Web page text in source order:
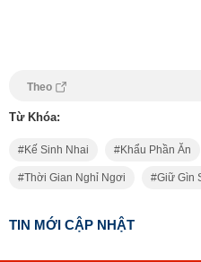
Theo
Từ Khóa:
Kế Sinh Nhai Khẩu Phần Ăn
Thời Gian Nghỉ Ngơi Giữ Gìn
TIN MỚI CẬP NHẬT